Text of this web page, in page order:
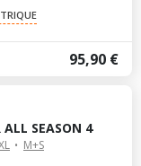
95,90 €
ALL SEASON 4
M+S